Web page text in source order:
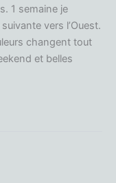
1 semaine je
vers l’Ouest.
changent tout
et belles